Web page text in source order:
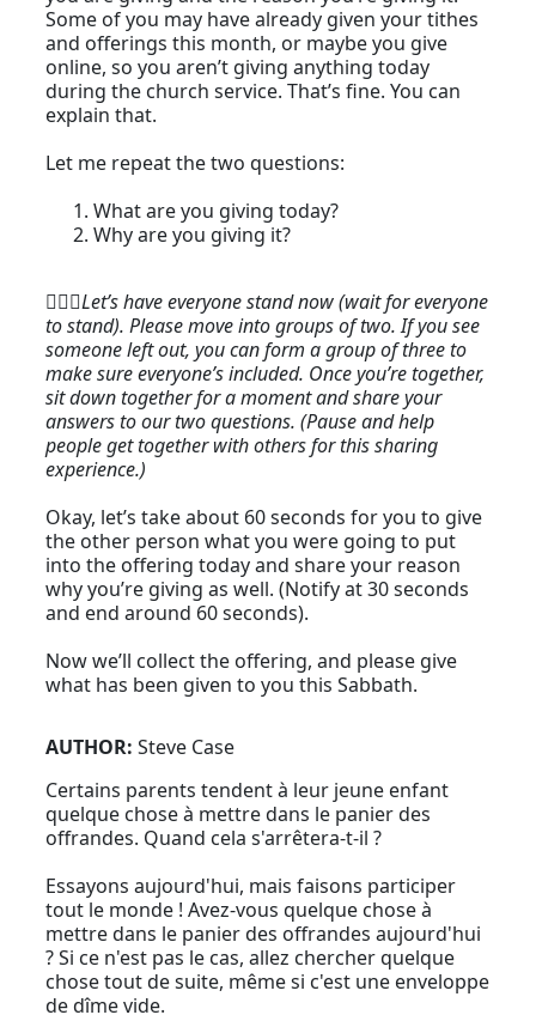
Some of you may have already given your tithes
and offerings this month, or maybe you give
online, so you aren’t giving anything today
during the church service. That’s fine. You can
explain that.
Let me repeat the two questions:
What are you giving today?
Why are you giving it?
🏃🏻‍♂️Let’s have everyone stand now (wait for everyone
to stand). Please move into groups of two. If you see
someone left out, you can form a group of three to
make sure everyone’s included. Once you’re together,
sit down together for a moment and share your
answers to our two questions. (Pause and help
people get together with others for this sharing
experience.)
Okay, let’s take about 60 seconds for you to give
the other person what you were going to put
into the offering today and share your reason
why you’re giving as well. (Notify at 30 seconds
and end around 60 seconds).
Now we’ll collect the offering, and please give
what has been given to you this Sabbath.
AUTHOR:Steve Case
Certains parents tendent à leur jeune enfant
quelque chose à mettre dans le panier des
offrandes. Quand cela s'arrêtera-t-il ?
Essayons aujourd'hui, mais faisons participer
tout le monde ! Avez-vous quelque chose à
mettre dans le panier des offrandes aujourd'hui
? Si ce n'est pas le cas, allez chercher quelque
chose tout de suite, même si c'est une enveloppe
de dîme vide.